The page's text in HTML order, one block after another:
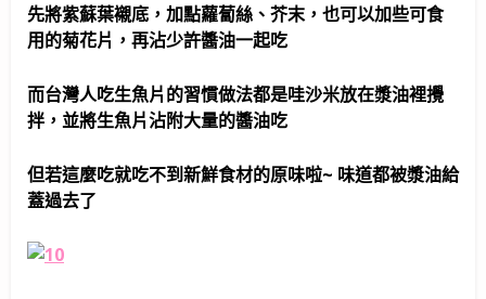
先將紫蘇葉襯底，加點蘿蔔絲、芥末，也可以加些可食
用的菊花片，再沾少許醬油一起吃
而台灣人吃生魚片的習慣做法都是哇沙米放在漿油裡攪
拌，並將生魚片沾附大量的醬油吃
但若這麼吃就吃不到新鮮食材的原味啦~ 味道都被漿油給
蓋過去了